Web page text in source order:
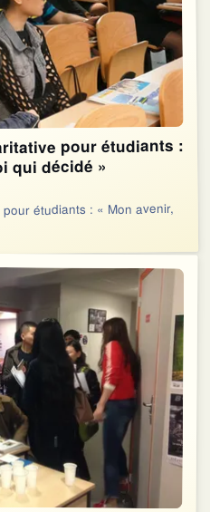
pour étudiants :
qui décidé »
étudiants : « Mon avenir,